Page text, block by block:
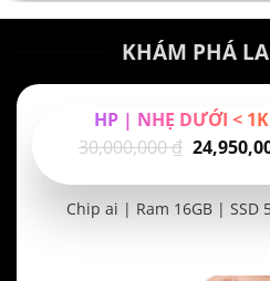
KHÁM PHÁ
HP | NHẸ DƯỚI <
30,000,000₫ Giá
là:
Chip ai | Ram 16GB | SSD